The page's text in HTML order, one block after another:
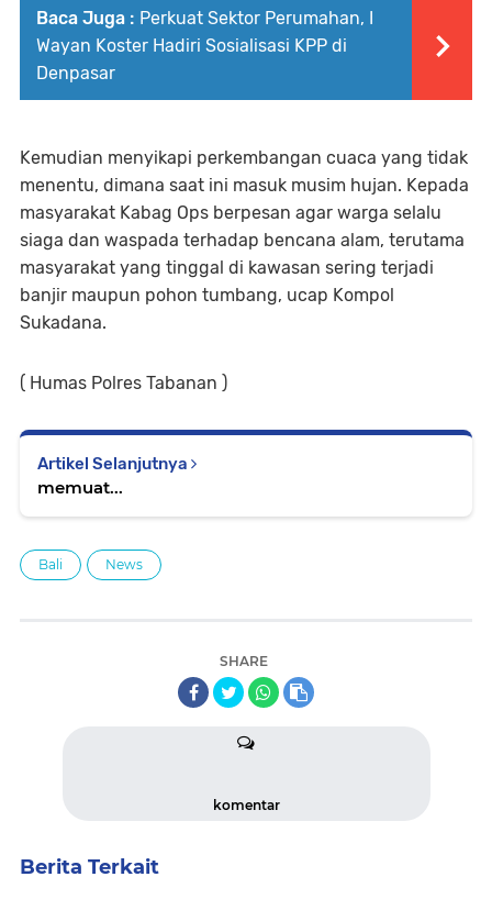
Baca Juga : Perkuat Sektor Perumahan, I
Wayan Koster Hadiri Sosialisasi KPP di
Denpasar
Kemudian menyikapi perkembangan cuaca yang tidak
menentu, dimana saat ini masuk musim hujan. Kepada
masyarakat Kabag Ops berpesan agar warga selalu
siaga dan waspada terhadap bencana alam, terutama
masyarakat yang tinggal di kawasan sering terjadi
banjir maupun pohon tumbang, ucap Kompol
Sukadana.
( Humas Polres Tabanan )
Artikel Selanjutnya
memuat...
Bali News
SHARE
komentar
Berita Terkait